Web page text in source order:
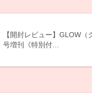
【開封レビュー】GLOW（
号増刊《特別付…